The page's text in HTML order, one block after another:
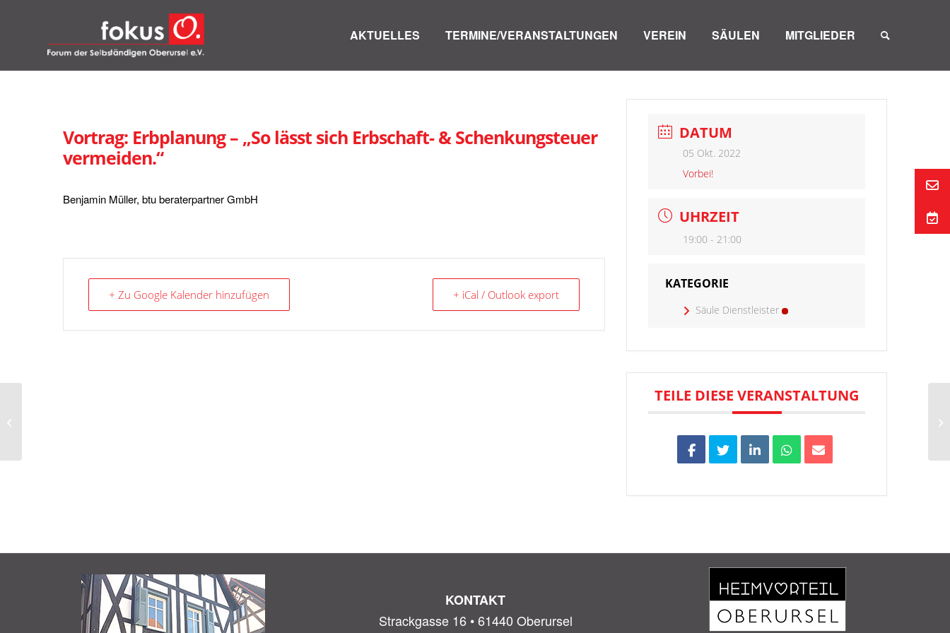
AKTUELLES TERMINE/VERANSTALTUNGEN VEREIN SÄULEN MITGLIEDER
Vortrag: Erbplanung – „So lässt sich Erbschaft- & Schenkungsteuer
vermeiden.“
Benjamin Müller, btu beraterpartner GmbH
+ Zu Google Kalender hinzufügen + iCal / Outlook export
DATUM
05 Okt. 2022
Vorbei!
UHRZEIT
19:00 - 21:00
KATEGORIE
Säule Dienstleister
TEILE DIESE VERANSTALTUNG
KONTAKT
Strackgasse 16 • 61440 Oberursel